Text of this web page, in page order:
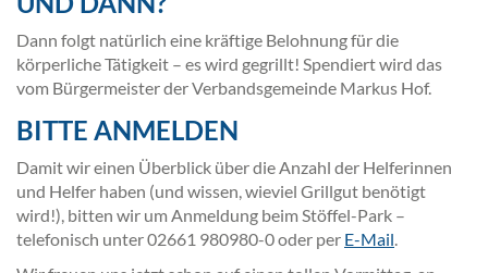
Dann folgt natürlich eine kräftige Belohnung für die
körperliche Tätigkeit – es wird gegrillt! Spendiert wird das
vom Bürgermeister der Verbandsgemeinde Markus Hof.
BITTE ANMELDEN
Damit wir einen Überblick über die Anzahl der Helferinnen
und Helfer haben (und wissen, wieviel Grillgut benötigt
wird!), bitten wir um Anmeldung beim Stöffel-Park –
telefonisch unter 02661 980980-0 oder per E-Mail.